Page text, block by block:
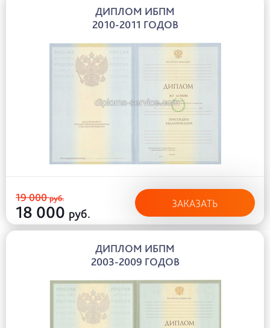
ДИПЛОМ ИБПМ
2010-2011 ГОДОВ
19 000руб.
18 000 руб.
ЗАКАЗАТЬ
ДИПЛОМ ИБПМ
2003-2009 ГОДОВ